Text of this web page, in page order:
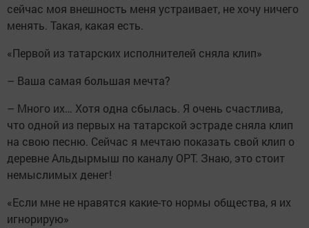
сейчас моя внешность меня устраивает, не хочу ничего
менять. Такая, какая есть.
«Первой из татарских исполнителей сняла клип»
– Ваша самая большая мечта?
– Много их… Хотя одна сбылась. Я очень счастлива,
что одной из первых на татарской эстраде сняла клип
на свою песню. Сейчас я мечтаю показать свой клип о
деревне Альдырмыш по каналу ОРТ. Знаю, это стоит
немыслимых денег!
«Если мне не нравятся какие-то нормы общества, я их
игнорирую»